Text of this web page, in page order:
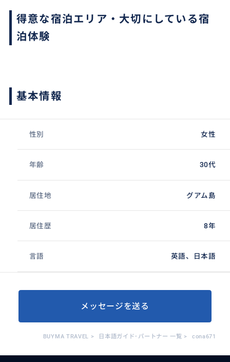
得意な宿泊エリア・大切にしている宿
泊体験
基本情報
性別 女性
年齢 30代
居住地 グアム島
居住歴 8年
言語 英語、日本語
メッセージを送る
BUYMA TRAVEL > 日本語ガイド･パートナー 一覧 > cona671